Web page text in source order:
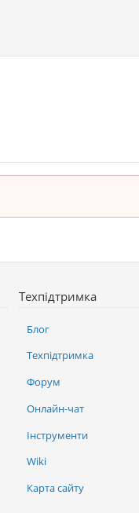
Техпідтримка
Блог
Техпідтримка
Форум
Онлайн-чат
Інструменти
Wiki
Карта сайту